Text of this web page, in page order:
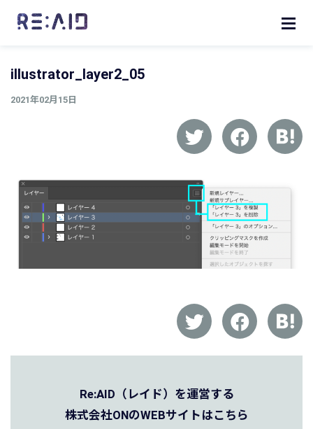
illustrator_layer2_05
2021年02月15日
Re:AID（レイド）を運営する
株式会社ONのWEBサイトはこちら